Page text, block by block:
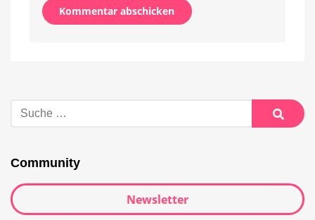
nach:
Suche
Community
Newsletter